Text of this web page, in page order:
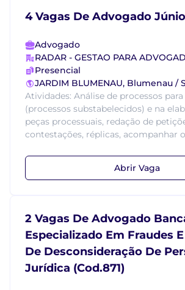
4 Vagas De Advogado
Advogado
RADAR - GESTAO PARA
Presencial
JARDIM BLUMENAU, Blumenau /
Atividades: Análise de processos
(processos substabelecidos) e na
peças processuais, redação de
contestações, réplicas, acompanhar
Abrir Vaga
2 Vagas De Advogado
Especializado Em Fraudes
De Desconsideração De
Jurídica (Cod.871)